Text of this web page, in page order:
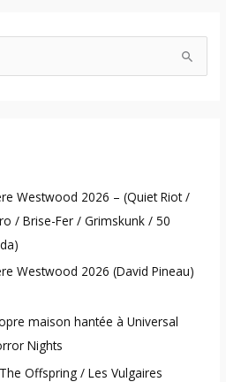
Westwood 2026 – (Quiet Riot /
/ Brise-Fer / Grimskunk / 50
Westwood 2026 (David Pineau)
maison hantée à Universal
Nights
Offspring / Les Vulgaires